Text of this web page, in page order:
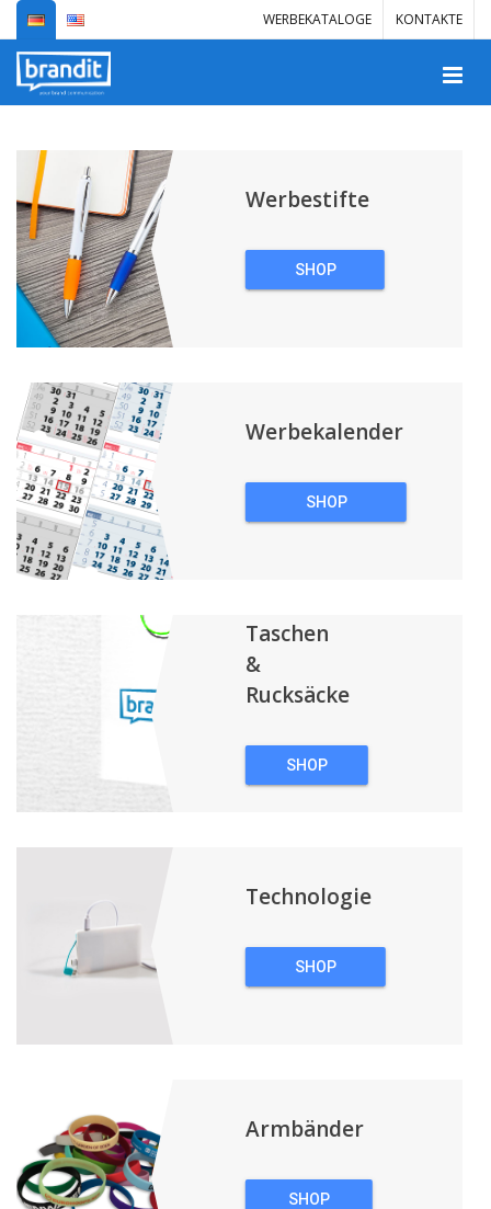
WERBEKATALOGE KONTAKTE
Werbestifte
SHOP
Werbekalender
SHOP
Taschen
&
Rucksäcke
SHOP
Technologie
SHOP
Armbänder
SHOP